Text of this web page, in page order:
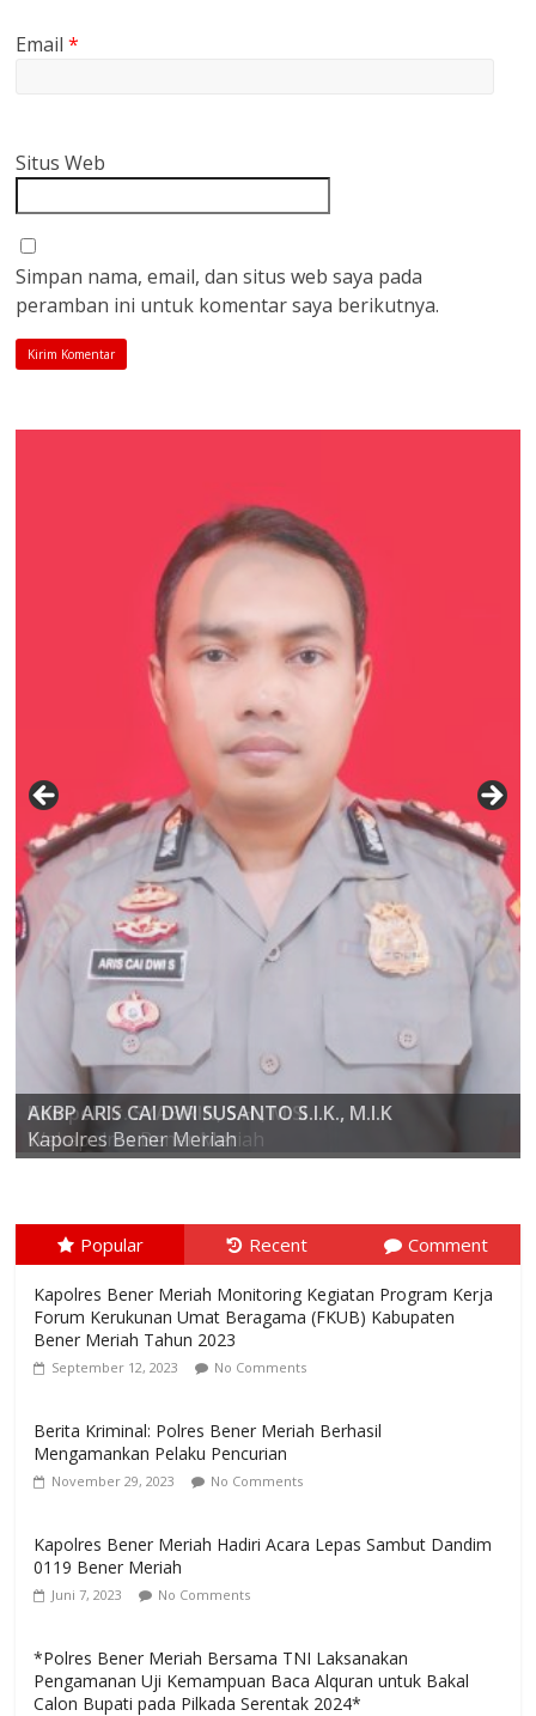
Email*
Situs Web
Simpan nama, email, dan situs web saya pada
peramban ini untuk komentar saya berikutnya.
AKBP ARIS CAI DWI SUSANTO S.I.K., M.I.K
Kompol Dr. SYABIRIN, S.H., M.SI
Wakapolres Bener Meriah
Popular Recent Comment
Kapolres Bener Meriah Monitoring Kegiatan Program Kerja
Forum Kerukunan Umat Beragama (FKUB) Kabupaten
Bener Meriah Tahun 2023
September 12, 2023 No Comments
Berita Kriminal: Polres Bener Meriah Berhasil
Mengamankan Pelaku Pencurian
November 29, 2023 No Comments
Kapolres Bener Meriah Hadiri Acara Lepas Sambut Dandim
0119 Bener Meriah
Juni 7, 2023 No Comments
*Polres Bener Meriah Bersama TNI Laksanakan
Pengamanan Uji Kemampuan Baca Alquran untuk Bakal
Calon Bupati pada Pilkada Serentak 2024*